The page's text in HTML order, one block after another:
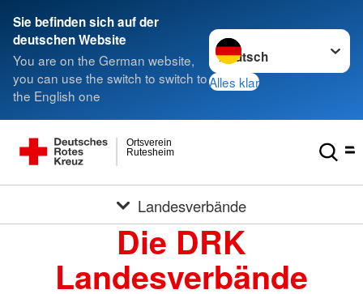
Sie befinden sich auf der
deutschen Website
You are on the German website,
you can use the switch to switch to
the English one
Sprache wechseln zu
Alles klar
Rutesheim
Ortsverein
Landesverbände
Die DRK
Landesverbände